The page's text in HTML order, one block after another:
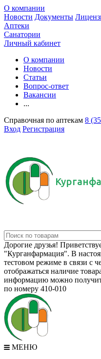
О компании
Новости Документы
Аптеки
Санатории
Личный кабинет
О компании
Новости
Статьи
Вопрос-ответ
Вакансии
...
Справочная по аптекам 8
Вход Регистрация
Дорогие друзья!
"Курганфармация". В
тестовом режиме в связи с
отображаться наличие
информацию можно
по номеру 410-010
МЕНЮ